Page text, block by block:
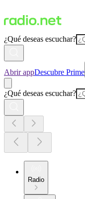
¿Qué deseas escuchar?
Abrir appDescubre Prime
¿Qué deseas escuchar?
Radio